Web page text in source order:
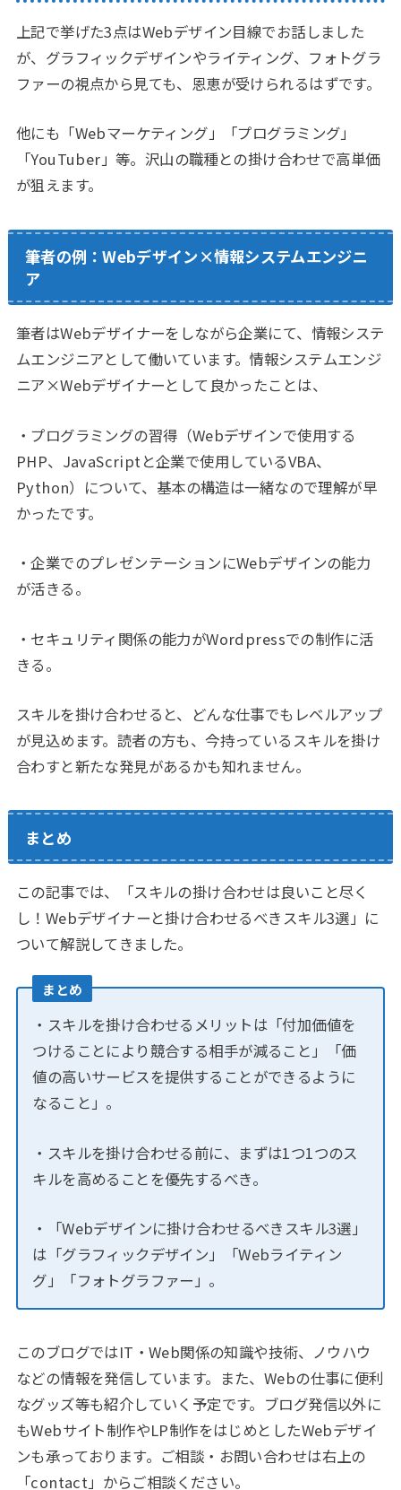
上記で挙げた3点はWebデザイン目線でお話しました
が、グラフィックデザインやライティング、フォトグラ
ファーの視点から見ても、恩恵が受けられるはずです。
他にも「Webマーケティング」「プログラミング」
「YouTuber」等。沢山の職種との掛け合わせで高単価
が狙えます。
筆者の例：Webデザイン×情報システムエンジニ
ア
筆者はWebデザイナーをしながら企業にて、情報システ
ムエンジニアとして働いています。情報システムエンジ
ニア×Webデザイナーとして良かったことは、
・プログラミングの習得（Webデザインで使用する
PHP、JavaScriptと企業で使用しているVBA、
Python）について、基本の構造は一緒なので理解が早
かったです。
・企業でのプレゼンテーションにWebデザインの能力
が活きる。
・セキュリティ関係の能力がWordpressでの制作に活
きる。
スキルを掛け合わせると、どんな仕事でもレベルアップ
が見込めます。読者の方も、今持っているスキルを掛け
合わすと新たな発見があるかも知れません。
まとめ
この記事では、「スキルの掛け合わせは良いこと尽く
し！Webデザイナーと掛け合わせるべきスキル3選」に
ついて解説してきました。
まとめ
・スキルを掛け合わせるメリットは「付加価値を
つけることにより競合する相手が減ること」「価
値の高いサービスを提供することができるように
なること」。
・スキルを掛け合わせる前に、まずは1つ1つのス
キルを高めることを優先するべき。
・「Webデザインに掛け合わせるべきスキル3選」
は「グラフィックデザイン」「Webライティン
グ」「フォトグラファー」。
このブログではIT・Web関係の知識や技術、ノウハウ
などの情報を発信しています。また、Webの仕事に便利
なグッズ等も紹介していく予定です。ブログ発信以外に
もWebサイト制作やLP制作をはじめとしたWebデザイ
ンも承っております。ご相談・お問い合わせは右上の
「contact」からご相談ください。